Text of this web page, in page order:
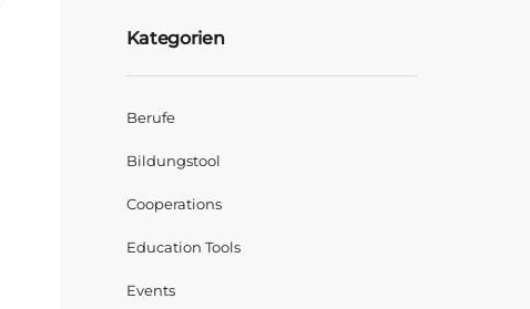
Kategorien
Berufe
Bildungstool
Cooperations
Education Tools
Events